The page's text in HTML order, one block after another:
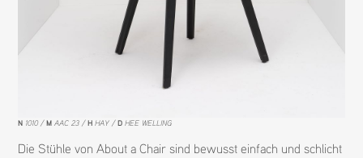
N 1010 M AAC 23 H HAY D HEE WELLING
Die Stühle von About a Chair sind bewusst einfach und schlicht